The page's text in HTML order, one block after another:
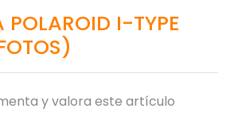
POLAROID I-TYPE
y valora este artículo